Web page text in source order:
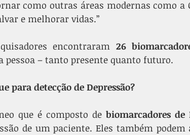
como outras áreas modernas como a
e melhorar vidas.”
encontraram 26
– tanto presente quanto futuro.
para detecção de Depressão?
que é composto de biomarcadores de
de um paciente. Eles também